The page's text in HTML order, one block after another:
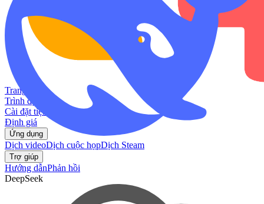
Trang chủ
Trình dịch AI
Cài đặt tiện ích
Định giá
Ứng dụng
Dịch videoDịch cuộc họpDịch Steam
Trợ giúp
Hướng dẫnPhản hồi
DeepSeek